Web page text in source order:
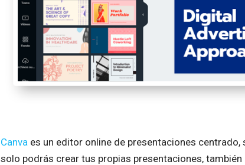
Canva es un editor online de presentaciones
solo podrás crear tus propias presentaciones,